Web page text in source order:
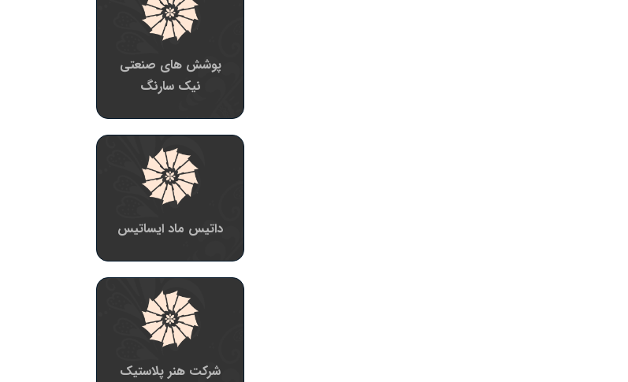
پوشش های صنعتی
نیک سارنگ
داتیس ماد ایساتیس
شرکت هنر پلاستیک